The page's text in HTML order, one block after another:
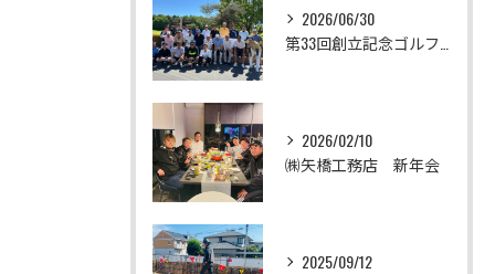
2026/06/30
2026/02/10
㈱矢橋工務店 新年会
2025/09/12